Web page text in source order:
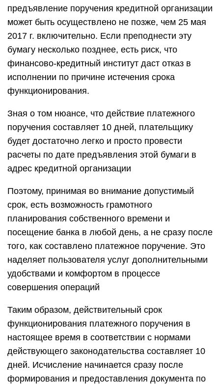
предъявление поручения кредитной организации
может быть осуществлено не позже, чем 25 мая
2017 г. включительно. Если преподнести эту
бумагу несколько позднее, есть риск, что
финансово-кредитный институт даст отказ в
исполнении по причине истечения срока
функционирования.
Зная о том нюансе, что действие платежного
поручения составляет 10 дней, плательщику
будет достаточно легко и просто провести
расчеты по дате предъявления этой бумаги в
адрес кредитной организации
Поэтому, принимая во внимание допустимый
срок, есть возможность грамотного
планирования собственного времени и
посещение банка в любой день, а не сразу после
того, как составлено платежное поручение. Это
наделяет пользователя услуг дополнительными
удобствами и комфортом в процессе
совершения операций
Таким образом, действительный срок
функционирования платежного поручения в
настоящее время в соответствии с нормами
действующего законодательства составляет 10
дней. Исчисление начинается сразу после
формирования и предоставления документа по